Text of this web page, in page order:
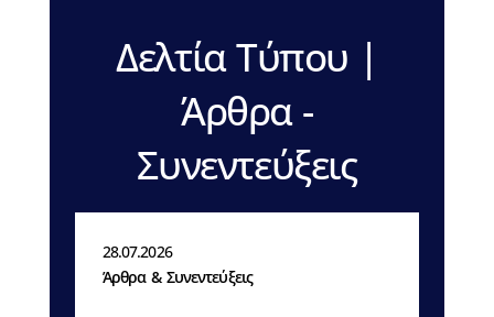
Δελτία Τύπου |
Άρθρα -
Συνεντεύξεις
28.07.2026
Άρθρα & Συνεντεύξεις